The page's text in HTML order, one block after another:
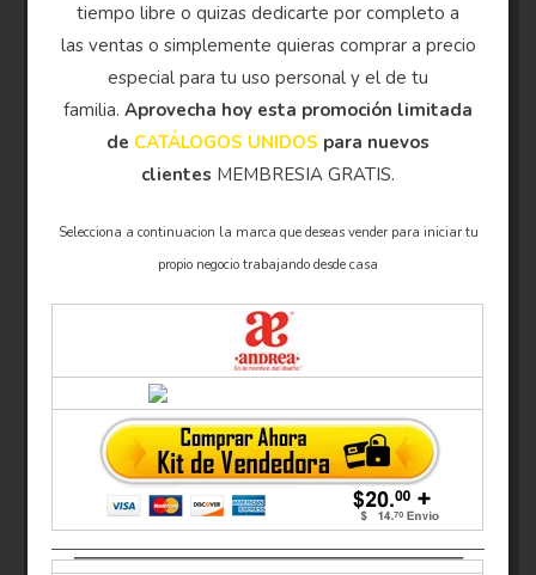
tiempo libre o quizas dedicarte por completo a
las ventas o simplemente quieras comprar a precio
especial para tu uso personal y el de tu
familia.Aprovecha hoy esta promoción limitada
de CATÁLOGOS UNIDOS para nuevos
clientes MEMBRESIA GRATIS.
Selecciona a continuacion la marca que deseas vender para iniciar tu
propio negocio trabajando desde casa